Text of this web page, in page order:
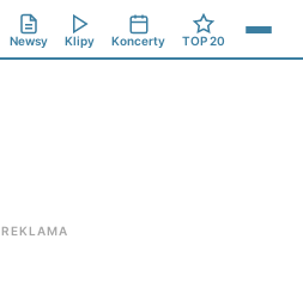
Newsy Klipy Koncerty TOP 20
REKLAMA